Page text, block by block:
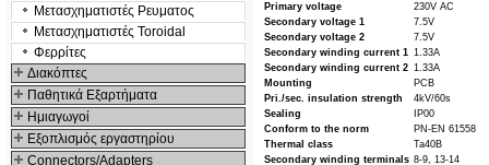
Μετασχηματιστές Ρευματος
Μετασχηματιστές Toroidal
Φερρίτες
Διακόπτες
Παθητικά Εξαρτήματα
Hμιαγωγοί
Εξοπλισμός εργαστηρίου
Connectors/Adapters
Primary voltage
230V AC
Secondary voltage 1
7.5V
Secondary voltage 2
7.5V
Secondary winding current 1 1.33A
Secondary winding current 2 1.33A
Mounting
PCB
Pri./sec. insulation strength
4kV/60s
Sealing
IP00
Conform to the norm
PN-EN 61558
Thermal class
Ta40B
Secondary winding terminals 8-9, 13-14